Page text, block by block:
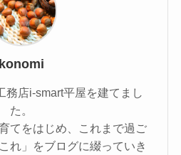
konomi
店i-smart平屋を建てまし
た。
てをはじめ、これまで過ご
れ」をブログに綴っていき